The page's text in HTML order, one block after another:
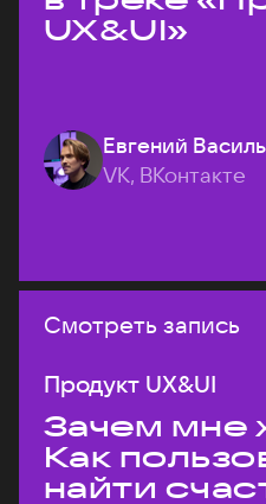
UX&UI»
Евгений
VK, ВКонтакте
Смотреть запись
Продукт UX&UI
Зачем мне
Как
найти